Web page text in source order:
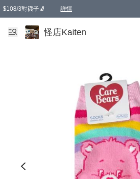
$108/3對襪子🧦 詳情
卡通傘☂️2把8折
購物滿 HKD 650.00即享免運費優惠！（適用於 本地
怪店Kaiten